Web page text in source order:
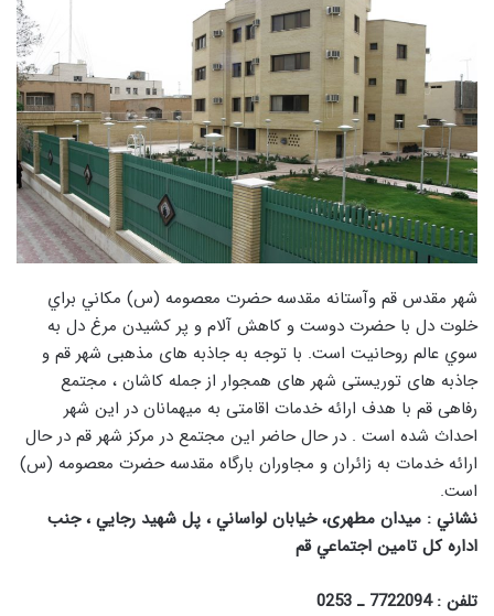
شهر مقدس قم وآستانه مقدسه حضرت معصومه (س) مکاني براي
خلوت دل با حضرت دوست و کاهش آلام و پر کشيدن مرغ دل به
سوي عالم روحانيت است. با توجه به جاذبه های مذهبی شهر قم و
جاذبه های توریستی شهر های همجوار از جمله کاشان ، مجتمع
رفاهی قم با هدف ارائه خدمات اقامتی به میهمانان در این شهر
احداث شده است . در حال حاضر این مجتمع در مرکز شهر قم در حال
ارائه خدمات به زائران و مجاوران بارگاه مقدسه حضرت معصومه (س)
است.
نشاني : میدان مطهری، خيابان لواساني ، پل شهيد رجايي ، جنب
اداره کل تامين اجتماعي قم
تلفن : 7722094 ـ 0253